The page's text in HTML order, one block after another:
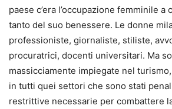
paese c’era l’occupazione femminile a
tanto del suo benessere. Le donne
professioniste, giornaliste, stiliste,
procuratrici, docenti universitari. Ma
massicciamente impiegate nel
in tutti quei settori che sono stati
restrittive necessarie per combattere